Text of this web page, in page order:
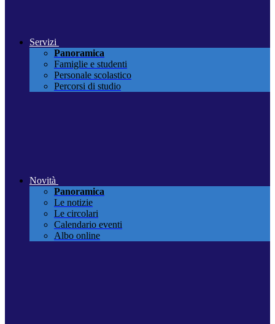
Servizi
Panoramica
Famiglie e studenti
Personale scolastico
Percorsi di studio
Novità
Panoramica
Le notizie
Le circolari
Calendario eventi
Albo online